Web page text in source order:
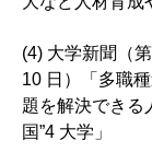
(4) 大学新聞（
10 日）「多職
題を解決できる
国”4 大学」